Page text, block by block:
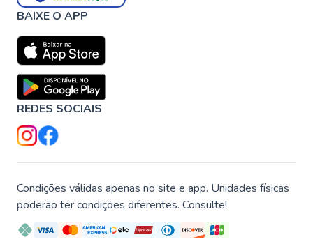
BAIXE O APP
REDES SOCIAIS
Condições válidas apenas no site e app. Unidades físicas
poderão ter condições diferentes. Consulte!